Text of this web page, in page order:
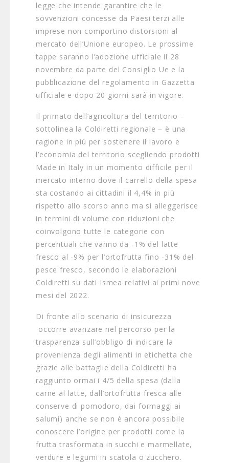
legge che intende garantire che le
sovvenzioni concesse da Paesi terzi alle
imprese non comportino distorsioni al
mercato dell’Unione europeo. Le prossime
tappe saranno l’adozione ufficiale il 28
novembre da parte del Consiglio Ue e la
pubblicazione del regolamento in Gazzetta
ufficiale e dopo 20 giorni sarà in vigore.
Il primato dell’agricoltura del territorio –
sottolinea la Coldiretti regionale – è una
ragione in più per sostenere il lavoro e
l’economia del territorio scegliendo prodotti
Made in Italy in un momento difficile per il
mercato interno dove il carrello della spesa
sta costando ai cittadini il 4,4% in più
rispetto allo scorso anno ma si alleggerisce
in termini di volume con riduzioni che
coinvolgono tutte le categorie con
percentuali che vanno da -1% del latte
fresco al -9% per l’ortofrutta fino -31% del
pesce fresco, secondo le elaborazioni
Coldiretti su dati Ismea relativi ai primi nove
mesi del 2022.
Di fronte allo scenario di insicurezza
occorre avanzare nel percorso per la
trasparenza sull’obbligo di indicare la
provenienza degli alimenti in etichetta che
grazie alle battaglie della Coldiretti ha
raggiunto ormai i 4/5 della spesa (dalla
carne al latte, dall’ortofrutta fresca alle
conserve di pomodoro, dai formaggi ai
salumi) anche se non è ancora possibile
conoscere l’origine per prodotti come la
frutta trasformata in succhi e marmellate,
verdure e legumi in scatola o zucchero.